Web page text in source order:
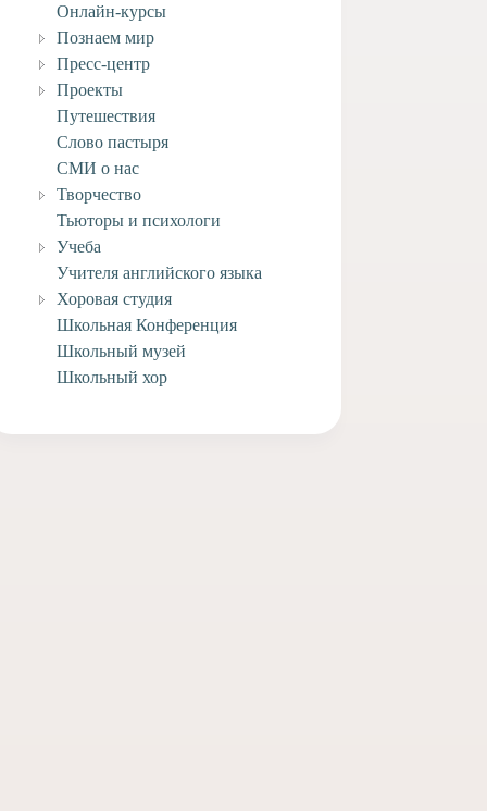
Онлайн-курсы
Познаем мир
Пресс-центр
Проекты
Путешествия
Слово пастыря
СМИ о нас
Творчество
Тьюторы и психологи
Учеба
Учителя английского языка
Хоровая студия
Школьная Конференция
Школьный музей
Школьный хор